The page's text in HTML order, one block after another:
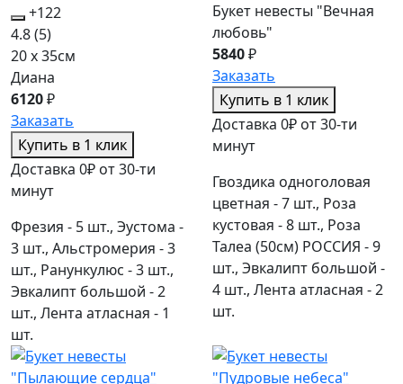
+122
4.8(5)
20 x 35см
Диана
6120₽
Заказать
Купить в 1 клик
Доставка 0₽ от 30-ти
минут
Фрезия - 5 шт., Эустома -
3 шт., Альстромерия - 3
шт., Ранункулюс - 3 шт.,
Эвкалипт большой - 2
шт., Лента атласная - 1
шт.
Букет невесты "Вечная
любовь"
5840₽
Заказать
Купить в 1 клик
Доставка 0₽ от 30-ти
минут
Гвоздика одноголовая
цветная - 7 шт., Роза
кустовая - 8 шт., Роза
Талеа (50см) РОССИЯ - 9
шт., Эвкалипт большой -
4 шт., Лента атласная - 2
шт.